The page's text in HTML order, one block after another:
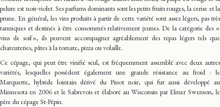
pelure est noir-violet. Ses parfums dominants sont les petits fruits rouges, la cerise et la
prune. En général, les vins produits à partir de cette variété sont assez légers, pas très
tanniques et destinés à être consommés relativement jeunes. De la catégorie des «
vins de soif », ils peuvent accompagner agréablement des repas légers tels que
charcuteries, pâtes à la tomate, pizza ou volaille.
Ce cépage, qui peut être vinifié seul, est fréquemment assemblé avec deux autres
variétés, lesquelles possèdent également une grande résistance au froid : le
Marquette, hybride lointain dérivé du Pinot noir, qui fut aussi développé au
Minnesota en 2006 et le Sabrevois et élaboré au Wisconsin par Elmer Swenson, le
père du cépage St-Pépin.